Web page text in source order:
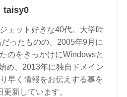
taisy0
ェット好きな40代。大学時
ったものの、2005年9月に
のをきっかけにWindowsと
め、2013年に独自ドメイン
早く情報をお伝えする事を
更新しています。